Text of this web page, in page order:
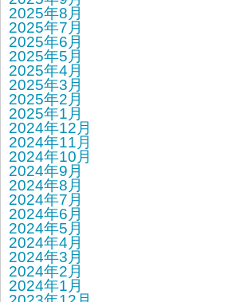
2025年8月
2025年7月
2025年6月
2025年5月
2025年4月
2025年3月
2025年2月
2025年1月
2024年12月
2024年11月
2024年10月
2024年9月
2024年8月
2024年7月
2024年6月
2024年5月
2024年4月
2024年3月
2024年2月
2024年1月